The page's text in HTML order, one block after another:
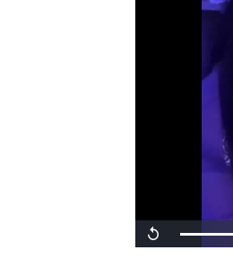
Replay